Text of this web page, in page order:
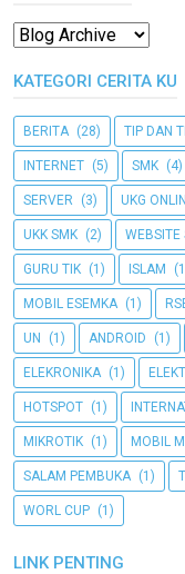
KATEGORI CERITA KU
BERITA (28) TIP DAN
INTERNET (5) SMK (4)
SERVER (3) UKG
UKK SMK (2) WEBSITE
GURU TIK (1) ISLAM
MOBIL ESEMKA (1)
UN (1) ANDROID (1)
ELEKRONIKA (1)
HOTSPOT (1)
MIKROTIK (1) MOBIL
SALAM PEMBUKA (1)
WORL CUP (1)
LINK PENTING